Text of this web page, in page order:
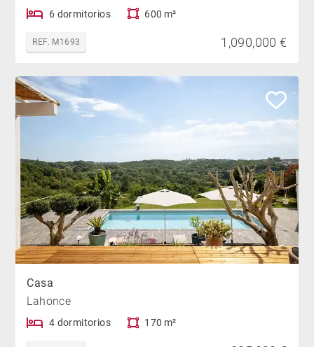
6 dormitorios 600 m²
REF. M1693 1,090,000 €
Casa
Lahonce
4 dormitorios 170 m²